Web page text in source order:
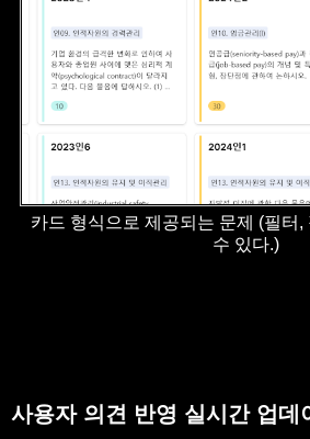
카드 형식으로 제공되는 문제 (필터,
수 있다.)
사용자 의견 반영 실시간 업데